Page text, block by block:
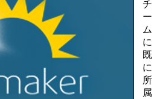
チ
ー
ム
に
既
に
所
属